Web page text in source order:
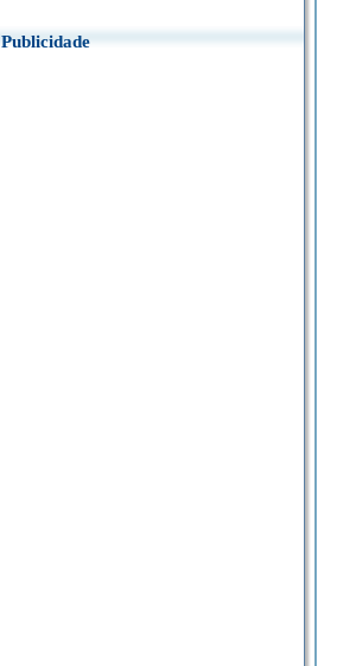
Publicidade